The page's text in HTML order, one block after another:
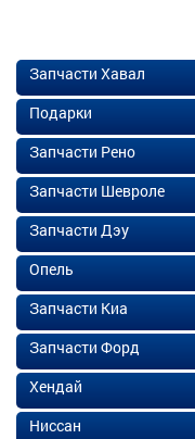
Запчасти Хавал
Подарки
Запчасти Рено
Запчасти Шевроле
Запчасти Дэу
Опель
Запчасти Киа
Запчасти Форд
Хендай
Ниссан